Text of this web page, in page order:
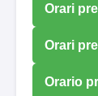
Orari
Orari
Orario